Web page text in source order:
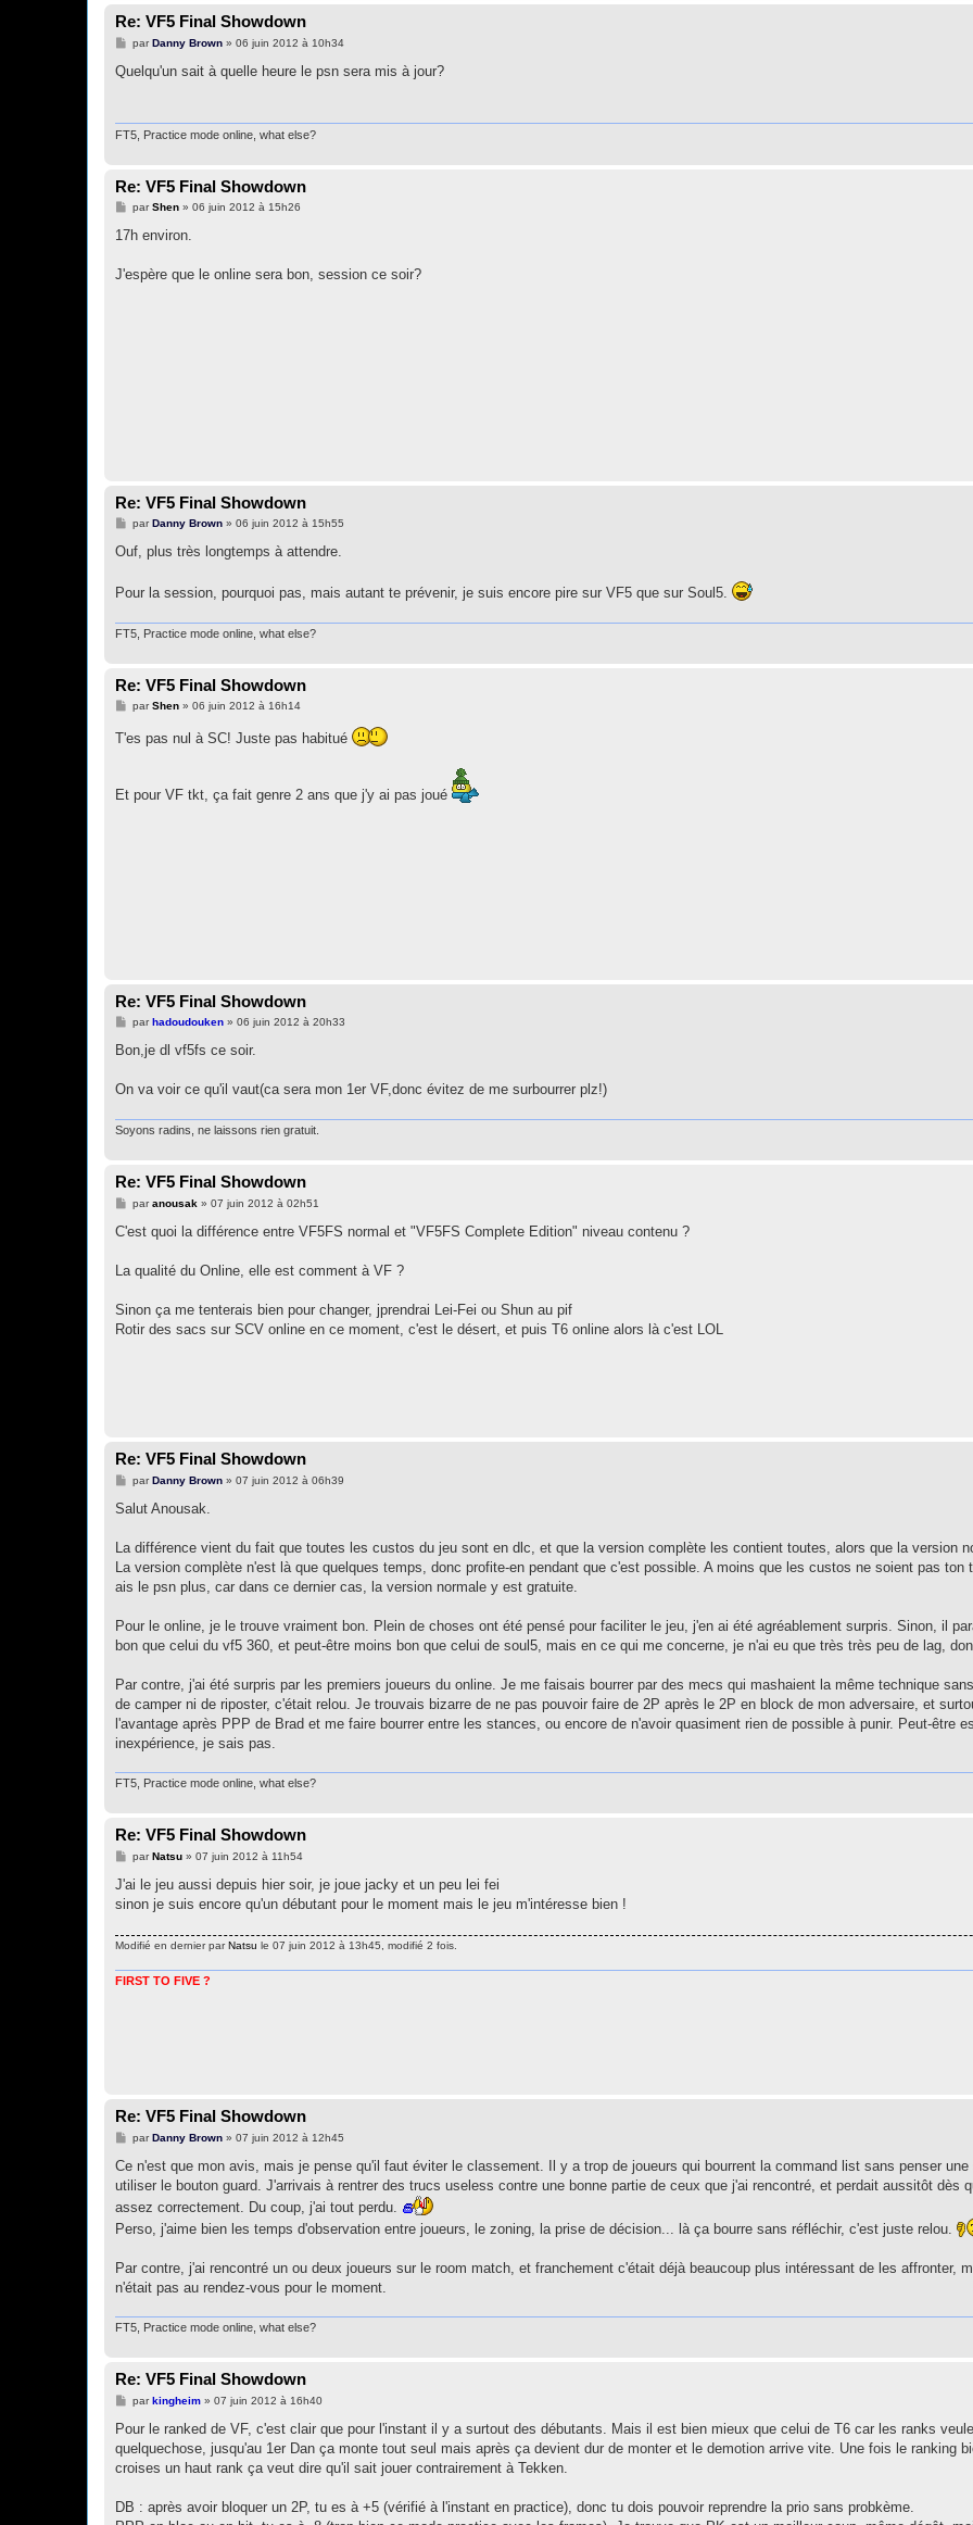
Re: VF5 Final Showdown
M
s
parDanny Brown» 06 juin 2012 à 10h34
Quelqu'un sait à quelle heure le psn sera mis à jour?
FT5, Practice mode online, what else?
Re: VF5 Final Showdown
M
s
g
parShen» 06 juin 2012 à 15h26
17h environ.
J'espère que le online sera bon, session ce soir?
Re: VF5 Final Showdown
M
s
e
parDanny Brown» 06 juin 2012 à 15h55
Ouf, plus très longtemps à attendre.
Pour la session, pourquoi pas, mais autant te prévenir, je suis encore pire sur VF5 que sur Soul5.
FT5, Practice mode online, what else?
Re: VF5 Final Showdown
M
s
parShen» 06 juin 2012 à 16h14
T'es pas nul à SC! Juste pas habitué
Et pour VF tkt, ça fait genre 2 ans que j'y ai pas joué
Re: VF5 Final Showdown
M
s
g
parhadoudouken» 06 juin 2012 à 20h33
Bon,je dl vf5fs ce soir.
On va voir ce qu'il vaut(ca sera mon 1er VF,donc évitez de me surbourrer plz!)
Soyons radins, ne laissons rien gratuit.
Re: VF5 Final Showdown
M
s
g
paranousak» 07 juin 2012 à 02h51
C'est quoi la différence entre VF5FS normal et "VF5FS Complete Edition" niveau contenu ?
La qualité du Online, elle est comment à VF ?
Sinon ça me tenterais bien pour changer, jprendrai Lei-Fei ou Shun au pif
Rotir des sacs sur SCV online en ce moment, c'est le désert, et puis T6 online alors là c'est LOL
Re: VF5 Final Showdown
M
s
g
parDanny Brown» 07 juin 2012 à 06h39
Salut Anousak.
La différence vient du fait que toutes les custos du jeu sont en dlc, et que la version complète les contient toutes, alors que la version
La version complète n'est là que quelques temps, donc profite-en pendant que c'est possible. A moins que les custos ne soient pas ton
ais le psn plus, car dans ce dernier cas, la version normale y est gratuite.
Pour le online, je le trouve vraiment bon. Plein de choses ont été pensé pour faciliter le jeu, j'en ai été agréablement surpris. Sinon, il
bon que celui du vf5 360, et peut-être moins bon que celui de soul5, mais en ce qui me concerne, je n'ai eu que très très peu de lag,
Par contre, j'ai été surpris par les premiers joueurs du online. Je me faisais bourrer par des mecs qui mashaient la même technique
de camper ni de riposter, c'était relou. Je trouvais bizarre de ne pas pouvoir faire de 2P après le 2P en block de mon adversaire, et
l'avantage après PPP de Brad et me faire bourrer entre les stances, ou encore de n'avoir quasiment rien de possible à punir. Peut-être
inexpérience, je sais pas.
FT5, Practice mode online, what else?
Re: VF5 Final Showdown
M
s
a
e
parNatsu» 07 juin 2012 à 11h54
J'ai le jeu aussi depuis hier soir, je joue jacky et un peu lei fei
sinon je suis encore qu'un débutant pour le moment mais le jeu m'intéresse bien !
Modifié en dernier parNatsu le 07 juin 2012 à 13h45, modifié 2 fois.
FIRST TO FIVE ?
Re: VF5 Final Showdown
M
s
a
e
parDanny Brown» 07 juin 2012 à 12h45
Ce n'est que mon avis, mais je pense qu'il faut éviter le classement. Il y a trop de joueurs qui bourrent la command list sans penser
utiliser le bouton guard. J'arrivais à rentrer des trucs useless contre une bonne partie de ceux que j'ai rencontré, et perdait aussitôt dès
assez correctement. Du coup, j'ai tout perdu.
Perso, j'aime bien les temps d'observation entre joueurs, le zoning, la prise de décision... là ça bourre sans réfléchir, c'est juste relou.
Par contre, j'ai rencontré un ou deux joueurs sur le room match, et franchement c'était déjà beaucoup plus intéressant de les affronter,
n'était pas au rendez-vous pour le moment.
FT5, Practice mode online, what else?
Re: VF5 Final Showdown
M
s
a
g
parkingheim» 07 juin 2012 à 16h40
Pour le ranked de VF, c'est clair que pour l'instant il y a surtout des débutants. Mais il est bien mieux que celui de T6 car les ranks
quelquechose, jusqu'au 1er Dan ça monte tout seul mais après ça devient dur de monter et le demotion arrive vite. Une fois le ranking
croises un haut rank ça veut dire qu'il sait jouer contrairement à Tekken.
DB : après avoir bloquer un 2P, tu es à +5 (vérifié à l'instant en practice), donc tu dois pouvoir reprendre la prio sans probkème.